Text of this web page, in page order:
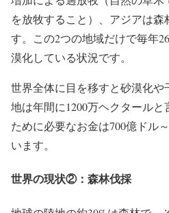
を放牧すること）、アジアは森
す。この2つの地域だけで毎年
漠化している状況です。
世界全体に目を移すと砂漠化や
地は年間に1200万ヘクタールと
ために必要なお金は700億ドル
います。
世界の現状②：森林伐採